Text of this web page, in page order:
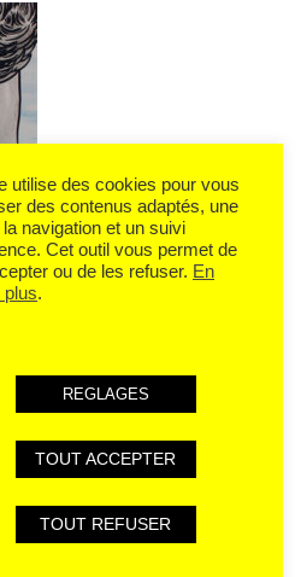
personnelles
utilise des cookies pour vous
des contenus adaptés, une
la navigation et un suivi
Cet outil vous permet de
ou de les refuser. En
plus.
REGLAGES
TOUT ACCEPTER
TOUT REFUSER